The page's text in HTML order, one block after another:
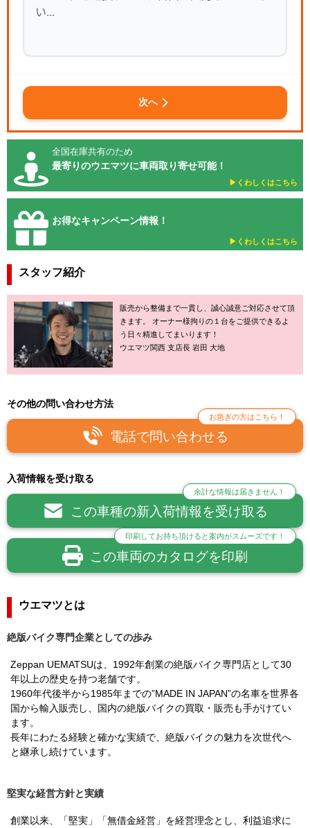
次へ
全国在庫共有のため
最寄りのウエマツに車両取り寄せ可能！
▶︎くわしくはこちら
お得なキャンペーン情報！
▶︎くわしくはこちら
スタッフ紹介
販売から整備まで一貫し、誠心誠意ご対応させて頂
きます。 オーナー様拘りの１台をご提供できるよ
う日々精進してまいります！
ウエマツ関西 支店長 岩田 大地
その他の問い合わせ方法
電話で問い合わせる
お急ぎの方はこちら！
入荷情報を受け取る
この車種の新入荷情報を受け取る
余計な情報は届きません！
この車両のカタログを印刷
印刷してお持ち頂けると案内がスムーズです！
ウエマツとは
絶版バイク専門企業としての歩み
Zeppan UEMATSUは、1992年創業の絶版バイク専門店として30
年以上の歴史を持つ老舗です。
1960年代後半から1985年までの”MADE IN JAPAN”の名車を世界各
国から輸入販売し、国内の絶版バイクの買取・販売も手がけてい
ます。
長年にわたる経験と確かな実績で、絶版バイクの魅力を次世代へ
と継承し続けています。
堅実な経営方針と実績
創業以来、「堅実」「無借金経営」を経営理念とし、利益追求に